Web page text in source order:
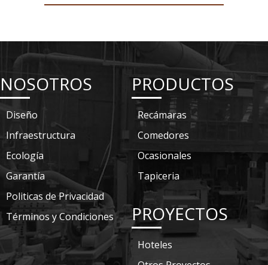
NOSOTROS
Diseño
Infraestructura
Ecología
Garantía
Politicas de Privacidad
Términos y Condiciones
PRODUCTOS
Recámaras
Comedores
Ocasionales
Tapiceria
PROYECTOS
Hoteles